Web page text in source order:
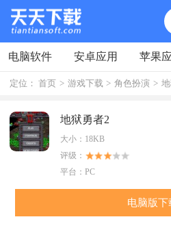
电脑软件 安卓应用 苹果
定位： 首页 > 游戏下载 > 角色扮演 >
地狱勇者2
大小： 18KB
评级：
平台： PC
电脑版下